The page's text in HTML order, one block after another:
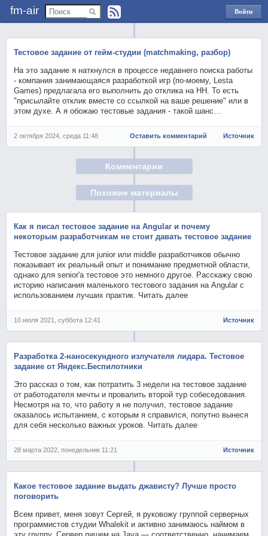
fm-air
Войти
через
Тестовое задание от гейм-студии (matchmaking, разбор)
На это задание я наткнулся в процессе недавнего поиска работы
- компания занимающаяся разработкой игр (по-моему, Lesta
Games) предлагала его выполнить до отклика на HH. То есть
"присылайте отклик вместе со ссылкой на ваше решение" или в
этом духе. А я обожаю тестовые задания - такой шанс…
2 октября 2024, среда 11:48 Оставить комментарий Источник
Комментарии
Похожие материалы
Как я писал тестовое задание на Angular и почему
некоторым разработчикам не стоит давать тестовое задание
Тестовое задание для junior или middle разработчиков обычно
показывает их реальный опыт и понимание предметной области,
однако для senior'а тестовое это немного другое. Расскажу свою
историю написания маленького тестового задания на Angular с
использованием лучших практик. Читать далее
10 июля 2021, суббота 12:41 Источник
Разработка 2-наносекундного излучателя лидара. Тестовое
задание от Яндекс.Беспилотники
Это рассказ о том, как потратить 3 недели на тестовое задание
от работодателя мечты и провалить второй тур собеседования.
Несмотря на то, что работу я не получил, тестовое задание
оказалось испытанием, с которым я справился, попутно вынеся
для себя несколько важных уроков. Читать далее
28 марта 2022, понедельник 11:21 Источник
Какое тестовое задание выдать джависту? Лучше просто
поговорить
Всем привет, меня зовут Сергей, я руковожу группой серверных
программистов студии Whalekit и активно занимаюсь наймом в